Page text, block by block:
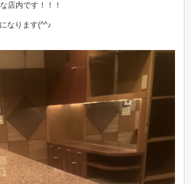
店内です！！！
なります(^^♪